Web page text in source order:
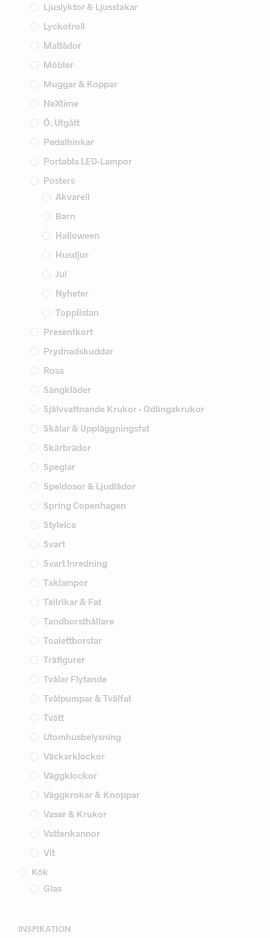
Ljuslyktor & Ljusstakar
Lyckotroll
Matlådor
Möbler
Muggar & Koppar
NeXtime
Ö. Utgått
Pedalhinkar
Portabla LED-Lampor
Posters
Akvarell
Barn
Halloween
Husdjur
Jul
Nyheter
Topplistan
Presentkort
Prydnadskuddar
Rosa
Sängkläder
Självvattnande Krukor - Odlingskrukor
Skålar & Uppläggningsfat
Skärbrädor
Speglar
Speldosor & Ljudlådor
Spring Copenhagen
Styleica
Svart
Svart Inredning
Taklampor
Tallrikar & Fat
Tandborsthållare
Toalettborstar
Träfigurer
Tvålar Flytande
Tvålpumpar & Tvålfat
Tvätt
Utomhusbelysning
Väckarklockor
Väggklockor
Väggkrokar & Knoppar
Vaser & Krukor
Vattenkannor
Vit
Kök
Glas
INSPIRATION